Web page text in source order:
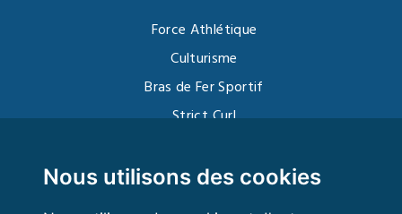
Nous utilisons des cookies
Force Athlétique
Culturisme
Bras de Fer Sportif
Strict Curl
Kettlebell